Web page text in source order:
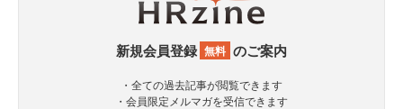
新規会員登録 無料 のご案内
・全ての過去記事が閲覧できます
・会員限定メルマガを受信できます